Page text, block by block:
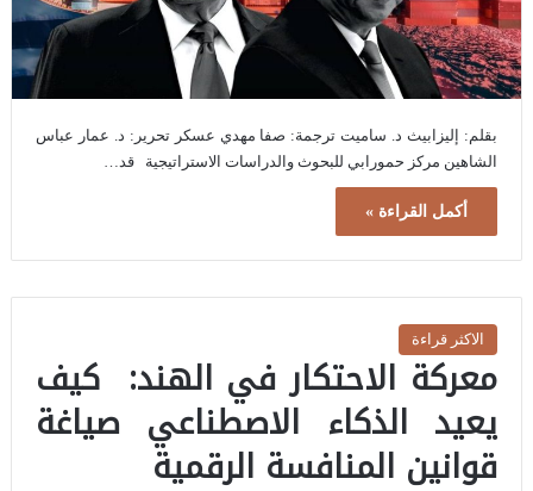
بقلم: إليزابيث د. ساميت ترجمة: صفا مهدي عسكر تحرير: د. عمار عباس
الشاهين مركز حمورابي للبحوث والدراسات الاستراتيجية قد…
أكمل القراءة »
الاكثر قراءة
معركة الاحتكار في الهند: كيف
يعيد الذكاء اﻻصطناعي صياغة
قوانين المنافسة الرقمية